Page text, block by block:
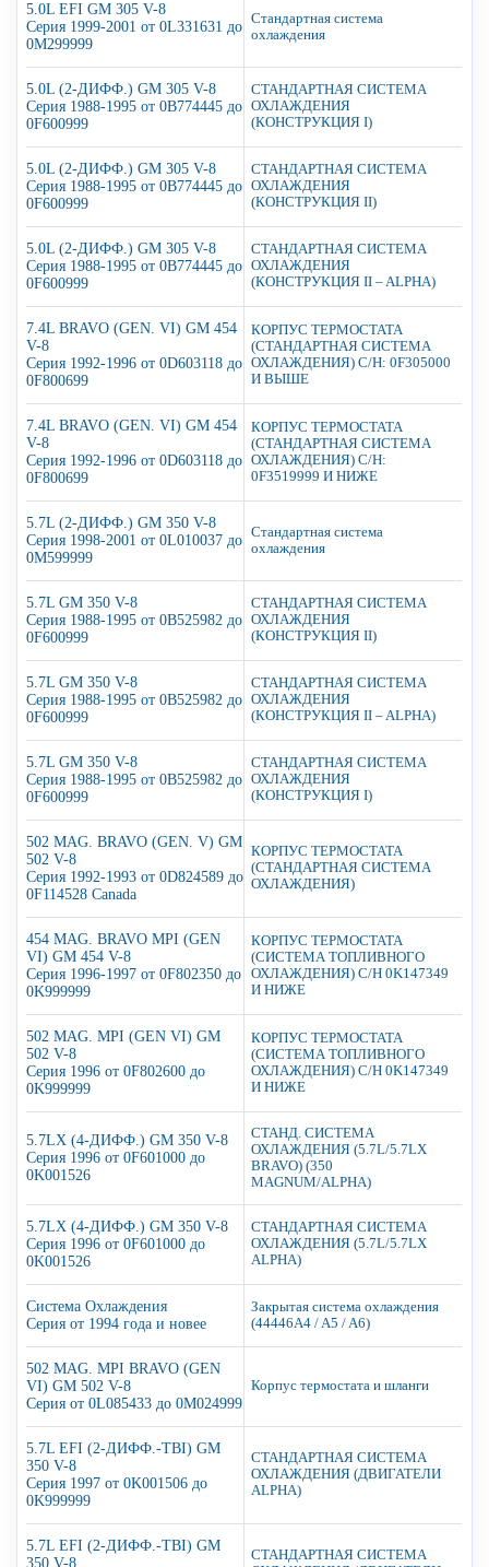
5.0L EFI GM 305 V-8
Серия 1999-2001 от 0L331631 до
0M299999
Стандартная система
охлаждения
5.0L (2-ДИФФ.) GM 305 V-8
Серия 1988-1995 от 0B774445 до
0F600999
СТАНДАРТНАЯ СИСТЕМА
ОХЛАЖДЕНИЯ
(КОНСТРУКЦИЯ I)
5.0L (2-ДИФФ.) GM 305 V-8
Серия 1988-1995 от 0B774445 до
0F600999
СТАНДАРТНАЯ СИСТЕМА
ОХЛАЖДЕНИЯ
(КОНСТРУКЦИЯ II)
5.0L (2-ДИФФ.) GM 305 V-8
Серия 1988-1995 от 0B774445 до
0F600999
СТАНДАРТНАЯ СИСТЕМА
ОХЛАЖДЕНИЯ
(КОНСТРУКЦИЯ II – ALPHA)
7.4L BRAVO (GEN. VI) GM 454
V-8
Серия 1992-1996 от 0D603118 до
0F800699
КОРПУС ТЕРМОСТАТА
(СТАНДАРТНАЯ СИСТЕМА
ОХЛАЖДЕНИЯ) С/Н: 0F305000
И ВЫШЕ
7.4L BRAVO (GEN. VI) GM 454
V-8
Серия 1992-1996 от 0D603118 до
0F800699
КОРПУС ТЕРМОСТАТА
(СТАНДАРТНАЯ СИСТЕМА
ОХЛАЖДЕНИЯ) С/Н:
0F3519999 И НИЖЕ
5.7L (2-ДИФФ.) GM 350 V-8
Серия 1998-2001 от 0L010037 до
0M599999
Стандартная система
охлаждения
5.7L GM 350 V-8
Серия 1988-1995 от 0B525982 до
0F600999
СТАНДАРТНАЯ СИСТЕМА
ОХЛАЖДЕНИЯ
(КОНСТРУКЦИЯ II)
5.7L GM 350 V-8
Серия 1988-1995 от 0B525982 до
0F600999
СТАНДАРТНАЯ СИСТЕМА
ОХЛАЖДЕНИЯ
(КОНСТРУКЦИЯ II – ALPHA)
5.7L GM 350 V-8
Серия 1988-1995 от 0B525982 до
0F600999
СТАНДАРТНАЯ СИСТЕМА
ОХЛАЖДЕНИЯ
(КОНСТРУКЦИЯ I)
502 MAG. BRAVO (GEN. V) GM
502 V-8
Серия 1992-1993 от 0D824589 до
0F114528 Canada
КОРПУС ТЕРМОСТАТА
(СТАНДАРТНАЯ СИСТЕМА
ОХЛАЖДЕНИЯ)
454 MAG. BRAVO MPI (GEN
VI) GM 454 V-8
Серия 1996-1997 от 0F802350 до
0K999999
КОРПУС ТЕРМОСТАТА
(СИСТЕМА ТОПЛИВНОГО
ОХЛАЖДЕНИЯ) С/Н 0K147349
И НИЖЕ
502 MAG. MPI (GEN VI) GM
502 V-8
Серия 1996 от 0F802600 до
0K999999
КОРПУС ТЕРМОСТАТА
(СИСТЕМА ТОПЛИВНОГО
ОХЛАЖДЕНИЯ) С/Н 0K147349
И НИЖЕ
5.7LX (4-ДИФФ.) GM 350 V-8
Серия 1996 от 0F601000 до
0K001526
СТАНД. СИСТЕМА
ОХЛАЖДЕНИЯ (5.7L/5.7LX
BRAVO) (350
MAGNUM/ALPHA)
5.7LX (4-ДИФФ.) GM 350 V-8
Серия 1996 от 0F601000 до
0K001526
СТАНДАРТНАЯ СИСТЕМА
ОХЛАЖДЕНИЯ (5.7L/5.7LX
ALPHA)
Система Охлаждения
Серия от 1994 года и новее
Закрытая система охлаждения
(44446A4 / A5 / A6)
502 MAG. MPI BRAVO (GEN
VI) GM 502 V-8
Серия от 0L085433 до 0M024999
Корпус термостата и шланги
5.7L EFI (2-ДИФФ.-TBI) GM
350 V-8
Серия 1997 от 0K001506 до
0K999999
СТАНДАРТНАЯ СИСТЕМА
ОХЛАЖДЕНИЯ (ДВИГАТЕЛИ
ALPHA)
5.7L EFI (2-ДИФФ.-TBI) GM
350 V-8
СТАНДАРТНАЯ СИСТЕМА